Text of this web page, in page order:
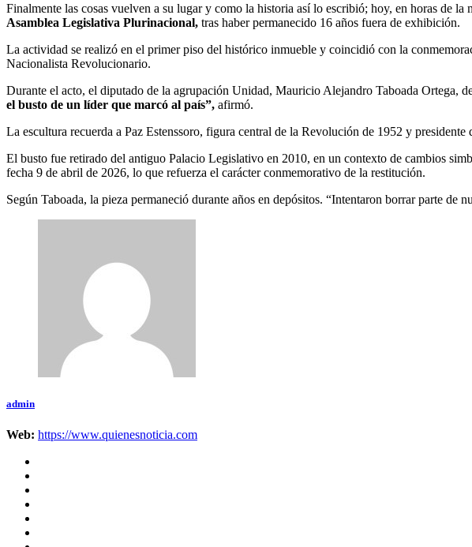
Finalmente las cosas vuelven a su lugar y como la historia así lo escribió; hoy, en horas de la
Asamblea Legislativa Plurinacional, tras haber permanecido 16 años fuera de exhibición.
La actividad se realizó en el primer piso del histórico inmueble y coincidió con la
Nacionalista Revolucionario.
Durante el acto, el diputado de la agrupación Unidad, Mauricio Alejandro Taboada Ortega,
el busto de un líder que marcó al país”, afirmó.
La escultura recuerda a Paz Estenssoro, figura central de la Revolución de 1952 y
El busto fue retirado del antiguo Palacio Legislativo en 2010, en un contexto de cambios
fecha 9 de abril de 2026, lo que refuerza el carácter conmemorativo de la restitución.
Según Taboada, la pieza permaneció durante años en depósitos. “Intentaron borrar parte de
admin
Web: https://www.quienesnoticia.com